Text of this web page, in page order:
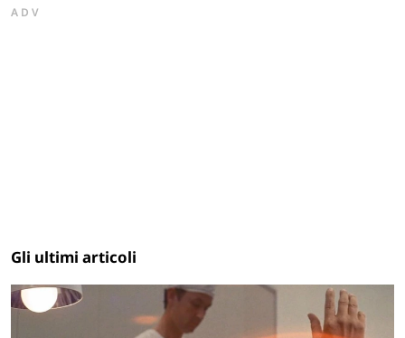
ADV
Gli ultimi articoli